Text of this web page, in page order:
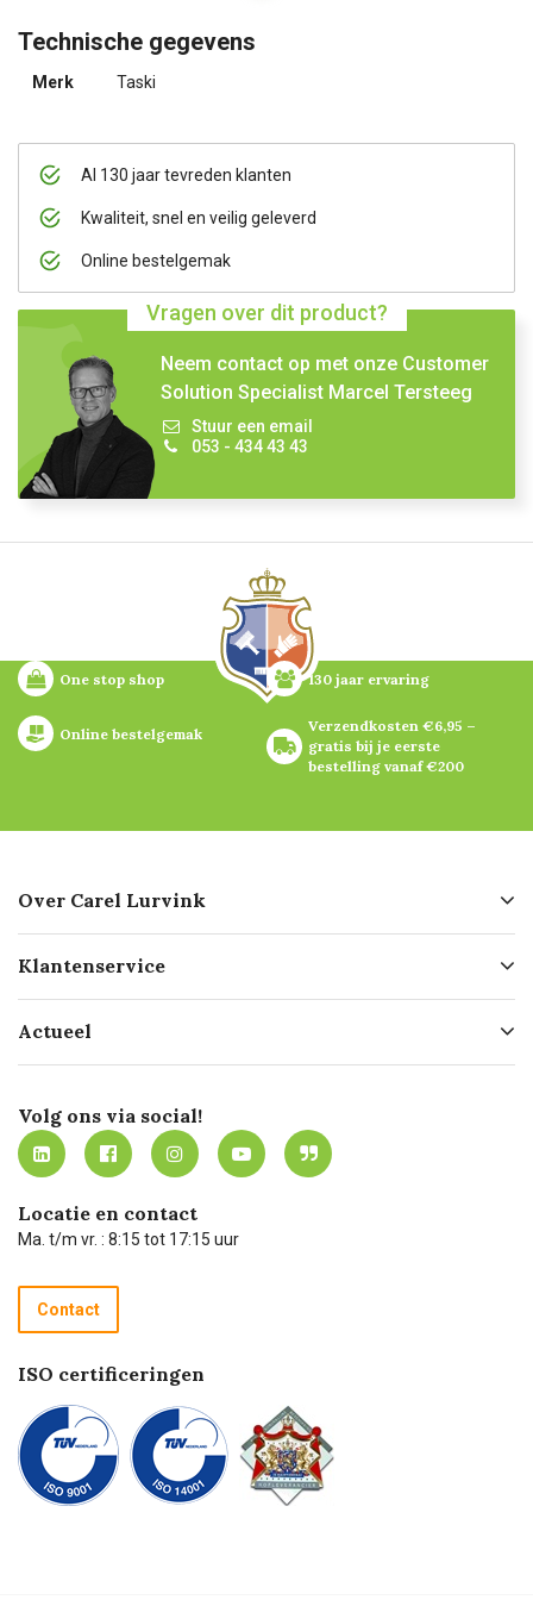
Al 130 jaar tevreden klanten
Kwaliteit, snel en veilig geleverd
Online bestelgemak
Vragen over dit product?
Neem contact op met onze Customer
Solution Specialist Marcel Tersteeg
Stuur een email
053 - 434 43 43
Technische gegevens
Merk Taski
One stop shop 130 jaar ervaring
Online bestelgemak
Verzendkosten €6,95 –
gratis bij je eerste
bestelling vanaf €200
Over Carel Lurvink
Geschiedenis
Missie
Werken bij Carel Lurvink
MVO
Klantenservice
Bezorgen
Mijn Carel Lurvink
Mijn Carel Lurvink instructievideo's
Carel Lurvink App
Hulp op afstand
Technische dienst
Recycle programma
Betalen
Actueel
Innovation LAB
Tevreden klanten
Carel Lurvink Blog
Carel de podcast
Volg ons via social!
Locatie en contact
Ma. t/m vr. : 8:15 tot 17:15 uur
Contact
ISO certificeringen